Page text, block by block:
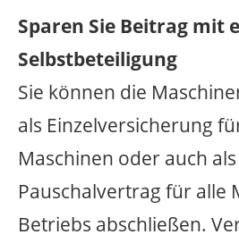
Sparen Sie Beitrag mit
Selbstbeteiligung
Sie können die
als Einzelversicherung
Maschinen oder auch als
Pauschalvertrag für alle
Betriebs abschließen.